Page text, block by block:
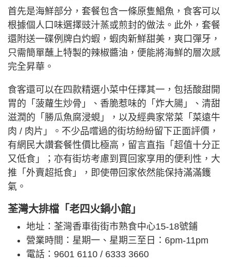
首先是海鮮部分，套餐包含一條原隻鯧魚，食客可以
根據個人口味選擇豉汁蒸或煎封的做法。此外，套餐
還附送一碟例牌白灼蝦，蝦肉新鮮甜美，爽口彈牙，
只需簡單蘸上特製的辣椒醬油，便能將海鮮的層次感
完全昇華。
食客還可以在四款精選小菜中任擇其一，包括酸甜開
胃的「菠蘿生炒骨」、香脆惹味的「炸大腸」、清甜
滋潤的「勝瓜魚腐浸蜆」，以及經典家常菜「菜遠牛
肉 / 肉片」。不少品嚐過的街坊紛紛留下正面評價，
有網民大讚套餐性價比極高，留言直指「超值十分正
又低食」；亦有街坊考慮到買回家享用的便利性，大
推「外賣超抵食」，即使帶回家依然能保持滿滿鑊
氣。
荃灣大排檔「老四火鍋小館」
地址：荃灣香車街街市熟食中心15-18號鋪
營業時間：星期一、星期三至日：6pm-11pm
電話：9601 6110 / 6333 3660